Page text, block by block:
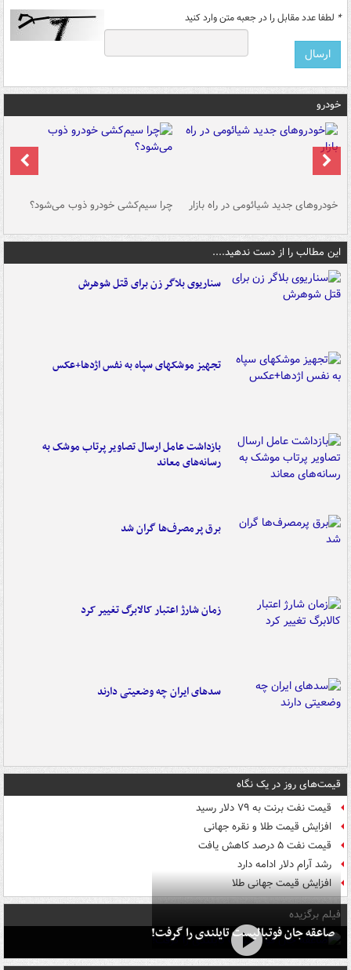
* لطفا عدد مقابل را در جعبه متن وارد کنید
خودرو
خودروهای جدید شیائومی در راه بازار چرا سیم‌کشی خودرو ذوب می‌شود؟
این مطالب را از دست ندهید....
سناریوی بلاگر زن برای قتل شوهرش
تجهیز موشکهای سپاه به نفس اژدها+عکس
بازداشت عامل ارسال تصاویر پرتاب موشک به
رسانه‌های معاند
برق پرمصرف‌ها گران شد
زمان شارژ اعتبار کالابرگ تغییر کرد
سدهای ایران چه وضعیتی دارند
قیمت‌های روز در یک نگاه
قیمت نفت برنت به ۷۹ دلار رسید
افزایش قیمت طلا و نقره جهانی
قیمت نفت ۵ درصد کاهش یافت
رشد آرام دلار ادامه دارد
افزایش قیمت جهانی طلا
فیلم برگزیده
صاعقه جان فوتبالیست تایلندی را گرفت!